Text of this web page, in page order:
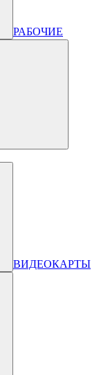
РАБОЧИЕ
ВИДЕОКАРТЫ